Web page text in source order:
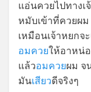
แอ่นควยไปทางเ
หมับเข้าที่ควยผม
เหมือนเจ้าหยกจ
อมควยให้อาหน่
แล้วอมควยผม จ
มันเสียวดีจริงๆ